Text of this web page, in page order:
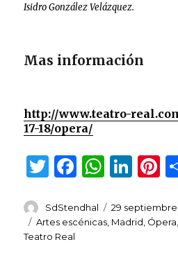
Isidro González Velázquez.
Mas información
http://www.teatro-
17-18/opera/
T
it
te
F
c
e
W
at
s
Li
k
e re
Autor
SdStendhal
Publicado
el
29
Etiquetas
Artes escénicas Madrid Ópera
Teatro Real